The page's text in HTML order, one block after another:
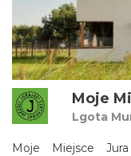
Moje
Lgota
Moje Miejsce